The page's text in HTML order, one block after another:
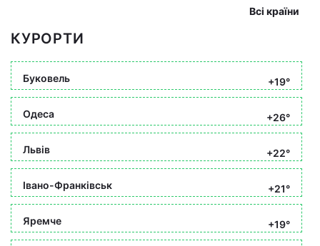
Всі країни
КУРОРТИ
Буковель +19°
Одеса +26°
Львів +22°
Івано-Франківськ +21°
Яремче +19°